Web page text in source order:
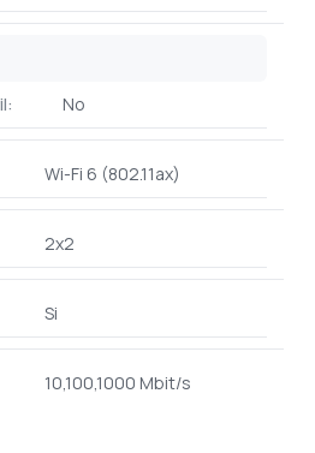
No
Wi-Fi 6 (802.11ax)
2x2
Si
10,100,1000 Mbit/s